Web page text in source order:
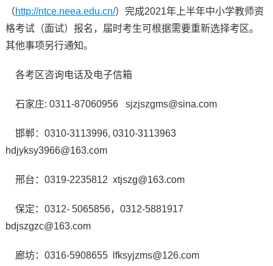
（http://ntce.neea.edu.cn/）完成2021年上半年中小学教师资
格考试（面试）报名，届时考生可根据需要重新选择考区。
其他事项另行通知。
各考区咨询电话及电子信箱
石家庄: 0311-87060956 sjzjszgms@sina.com
邯郸：0310-3113996, 0310-3113963
hdjyksy3966@163.com
邢台：0319-2235812 xtjszg@163.com
保定：0312- 5065856，0312-5881917
bdjszgzc@163.com
廊坊：0316-5908655 lfksyjzms@126.com